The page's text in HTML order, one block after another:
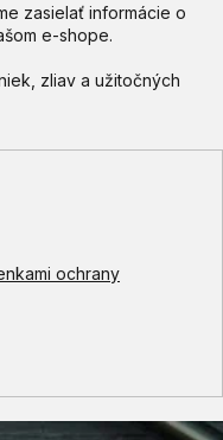
zasielať informácie o
e-shope.
ochrany